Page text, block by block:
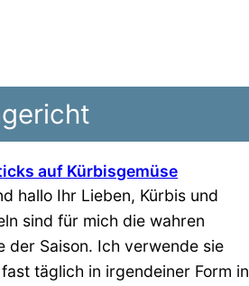
auf Kürbisgemüse
hallo Ihr Lieben, Kürbis und
sind für mich die wahren
der Saison. Ich verwende sie
täglich in irgendeiner Form in